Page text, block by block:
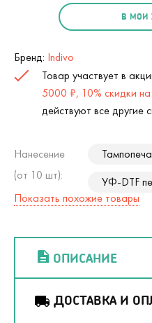
В МОИ
Бренд: Indivo
Товар участвует в
5000 ₽, 10% скидки
действуют все другие
Нанесение
(от 10 шт):
УФ-DTF
Показать похожие товары
ОПИСАНИЕ
ДОСТАВКА И